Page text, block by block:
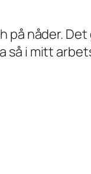
på nåder.
så i mitt